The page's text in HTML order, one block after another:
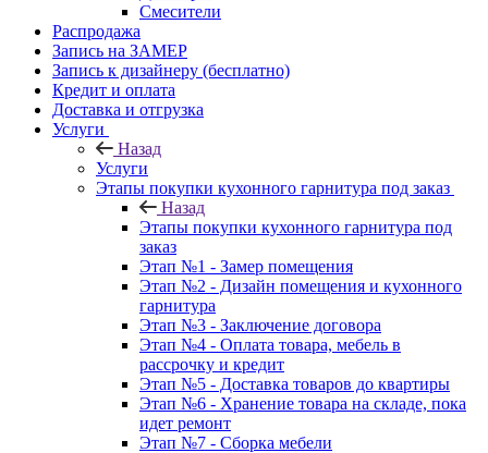
Смесители
Распродажа
Запись на ЗАМЕР
Запись к дизайнеру (бесплатно)
Кредит и оплата
Доставка и отгрузка
Услуги
Назад
Услуги
Этапы покупки кухонного гарнитура под заказ
Назад
Этапы покупки кухонного гарнитура под
заказ
Этап №1 - Замер помещения
Этап №2 - Дизайн помещения и кухонного
гарнитура
Этап №3 - Заключение договора
Этап №4 - Оплата товара, мебель в
рассрочку и кредит
Этап №5 - Доставка товаров до квартиры
Этап №6 - Хранение товара на складе, пока
идет ремонт
Этап №7 - Сборка мебели